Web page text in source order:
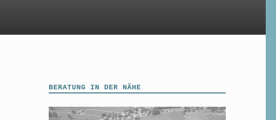
BERATUNG IN DER NÄHE